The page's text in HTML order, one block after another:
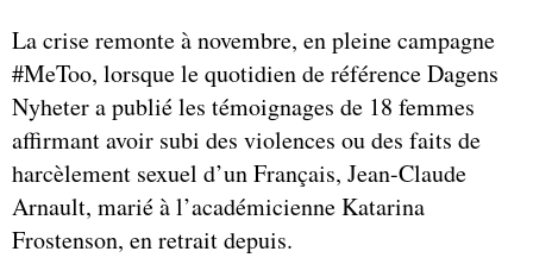
La crise remonte à novembre, en pleine campagne
#MeToo, lorsque le quotidien de référence Dagens
Nyheter a publié les témoignages de 18 femmes
affirmant avoir subi des violences ou des faits de
harcèlement sexuel d’un Français, Jean-Claude
Arnault, marié à l’académicienne Katarina
Frostenson, en retrait depuis.